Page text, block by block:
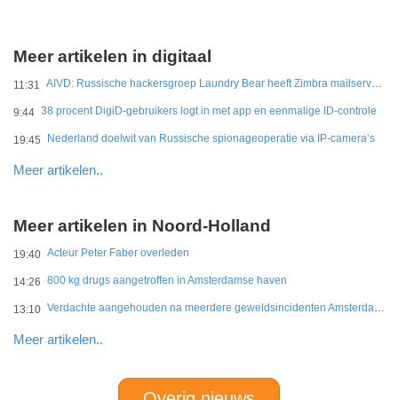
Meer artikelen in digitaal
11:31 AIVD: Russische hackersgroep Laundry Bear heeft Zimbra mailservers gehackt
9:44 38 procent DigiD-gebruikers logt in met app en eenmalige ID-controle
19:45 Nederland doelwit van Russische spionageoperatie via IP-camera’s
Meer artikelen..
Meer artikelen in Noord-Holland
19:40 Acteur Peter Faber overleden
14:26 800 kg drugs aangetroffen in Amsterdamse haven
13:10 Verdachte aangehouden na meerdere geweldsincidenten Amsterdam-West
Meer artikelen..